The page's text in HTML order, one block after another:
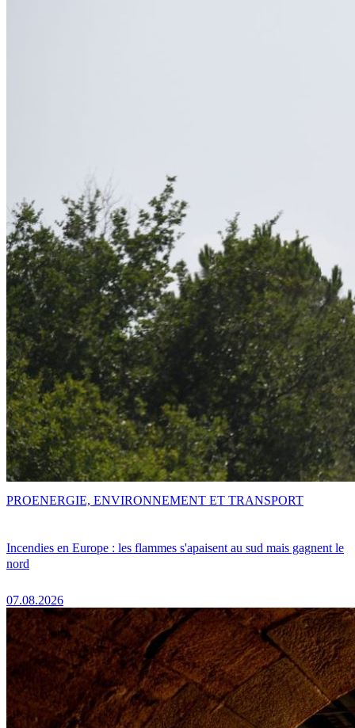
Incendies en Europe : les flammes s'apaisent au sud mais gagnent le
nord
07.08.2026
PROENERGIE, ENVIRONNEMENT ET TRANSPORT